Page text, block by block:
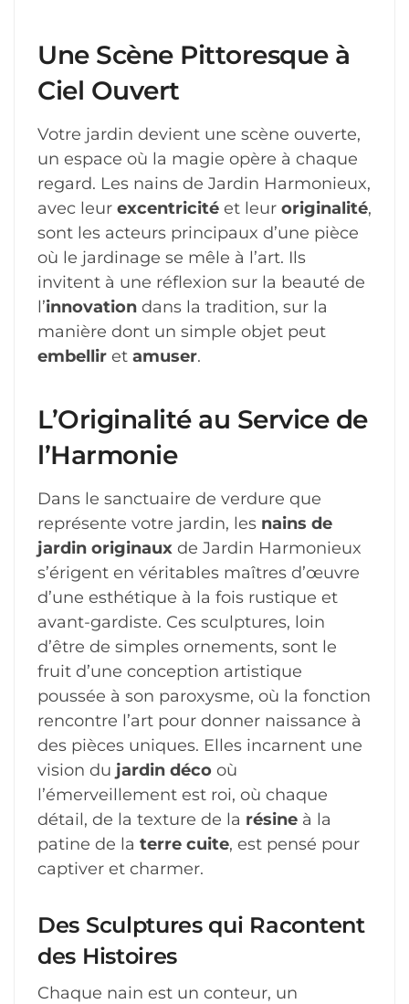
Une Scène Pittoresque à
Ciel Ouvert
Votre jardin devient une scène ouverte,
un espace où la magie opère à chaque
regard. Les nains de Jardin Harmonieux,
avec leur excentricité et leur originalité,
sont les acteurs principaux d’une pièce
où le jardinage se mêle à l’art. Ils
invitent à une réflexion sur la beauté de
l’innovation dans la tradition, sur la
manière dont un simple objet peut
embellir et amuser.
L’Originalité au Service de
l’Harmonie
Dans le sanctuaire de verdure que
représente votre jardin, les nains de
jardin originaux de Jardin Harmonieux
s’érigent en véritables maîtres d’œuvre
d’une esthétique à la fois rustique et
avant-gardiste. Ces sculptures, loin
d’être de simples ornements, sont le
fruit d’une conception artistique
poussée à son paroxysme, où la fonction
rencontre l’art pour donner naissance à
des pièces uniques. Elles incarnent une
vision du jardin déco où
l’émerveillement est roi, où chaque
détail, de la texture de la résine à la
patine de la terre cuite, est pensé pour
captiver et charmer.
Des Sculptures qui Racontent
des Histoires
Chaque nain est un conteur, un